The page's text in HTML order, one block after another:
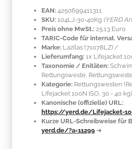
EAN: 4250699411311
SKU: 104LJ-30-40Kg (YERD
Preis ohne MwSt.: 25.13 Euro
TARIC-Code für internat.
Marke: Lazilas (71078LZ) /
Lieferumfang: 1x Lifejacket
Taxonomie / Enitäten:
Rettungsweste,
Kategorie: Rettungswesten
Lifejacket 100N ISO, 30 - 40 kg)
Kanonische (offizielle) URL:
https://yerd.de/Lifejacket-
Kurze URL-Schreibweise für
yerd.de/?a=11299 ➔